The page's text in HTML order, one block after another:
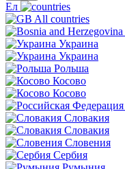
Ел
All countries
Украина
Украина
Рольша
Косово
Косово
Словакия
Словакия
Словения
Сербия